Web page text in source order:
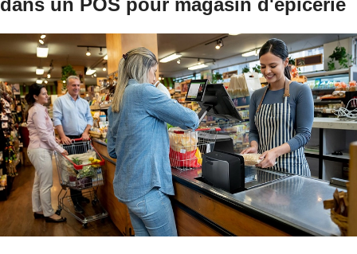
dans un POS pour magasin d'épicerie